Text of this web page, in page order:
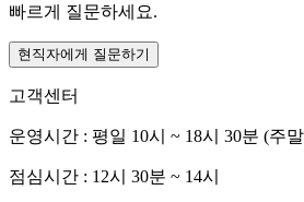
빠르게 질문하세요.
현직자에게 질문하기
고객센터
운영시간 : 평일 10시 ~ 18시 30분 (주
점심시간 : 12시 30분 ~ 14시